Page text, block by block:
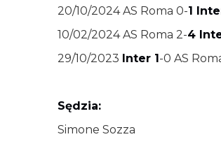
20/10/2024 AS Roma 0-1
10/02/2024 AS Roma 2-4
29/10/2023 Inter 1-0 AS
Sędzia:
Simone Sozza